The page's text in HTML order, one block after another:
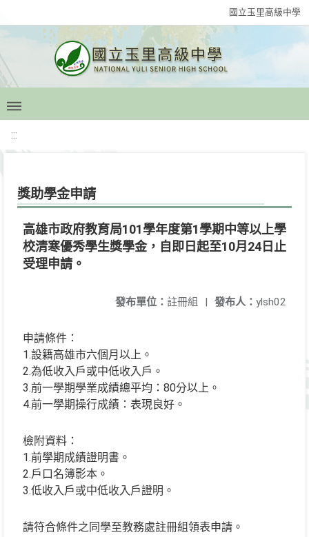
國立玉里高級中學
:::
獎助學金申請
高雄市政府教育局101學年度第1學期中等以上學
校清寒優秀學生獎學金，自即日起至10月24日止
受理申請。
發布人： ylsh02
發布單位： 註冊組 |
申請條件：
1.設籍高雄市六個月以上。
2.為低收入戶或中低收入戶。
3.前一學期學業成績總平均：80分以上。
4.前一學期操行成績：表現良好。
檢附資料：
1.前學期成績證明書。
2.戶口名簿影本。
3.低收入戶或中低收入戶證明。
請符合條件之同學至教務處註冊組領表申請。